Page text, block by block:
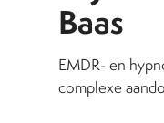
Baas
EMDR- en
complexe